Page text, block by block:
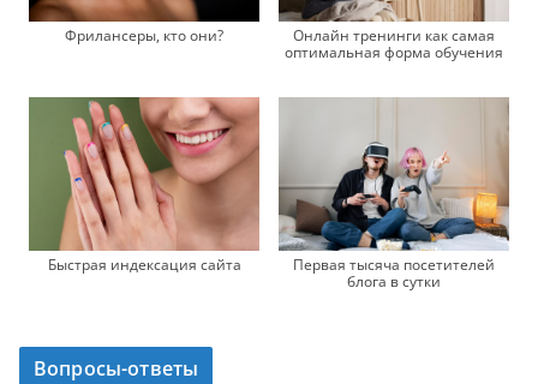
Фрилансеры, кто они?
Онлайн тренинги как самая
оптимальная форма обучения
Быстрая индексация сайта
Первая тысяча посетителей
блога в сутки
Вопросы-ответы